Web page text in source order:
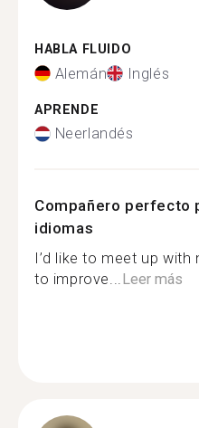
HABLA FLUIDO
Alemán Inglés
APRENDE
Neerlandés
Compañero perfecto
idiomas
I’d like to meet up
to improve...Leer más